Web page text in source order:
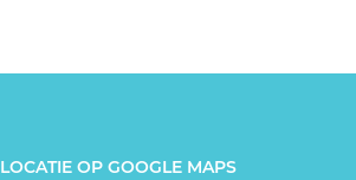
OP GOOGLE MAPS